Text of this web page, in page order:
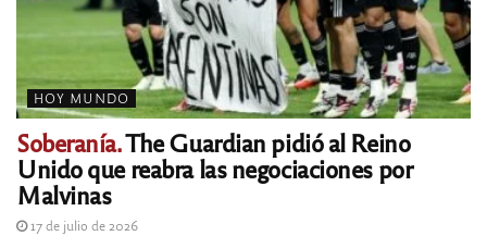
HOY MUNDO
Soberanía.The Guardian pidió al Reino
Unido que reabra las negociaciones por
Malvinas
17 de julio de 2026